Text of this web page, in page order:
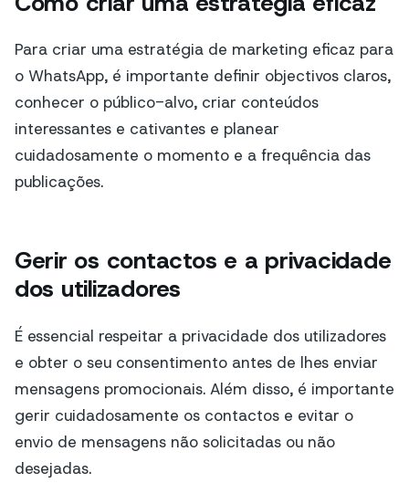
Para criar uma estratégia de marketing eficaz para
o WhatsApp, é importante definir objectivos claros,
conhecer o público-alvo, criar conteúdos
interessantes e cativantes e planear
cuidadosamente o momento e a frequência das
publicações.
Gerir os contactos e a privacidade
dos utilizadores
É essencial respeitar a privacidade dos utilizadores
e obter o seu consentimento antes de lhes enviar
mensagens promocionais. Além disso, é importante
gerir cuidadosamente os contactos e evitar o
envio de mensagens não solicitadas ou não
desejadas.